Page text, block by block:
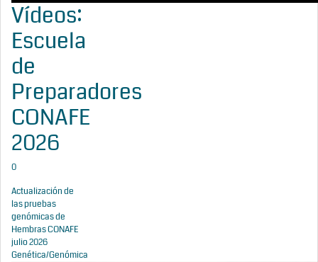
Vídeos:
Escuela
de
Preparadores
CONAFE
2026
0
Actualización de
las pruebas
genómicas de
Hembras CONAFE
julio 2026
Genética/Genómica